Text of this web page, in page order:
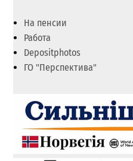
На пенсии
Работа
Depositphotos
ГО "Перспектива"